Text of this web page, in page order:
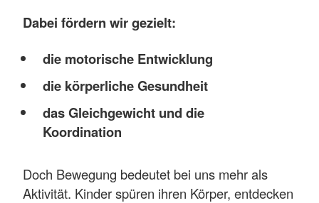
Dabei fördern wir gezielt:
die motorische Entwicklung
die körperliche Gesundheit
das Gleichgewicht und die
Koordination
Doch Bewegung bedeutet bei uns mehr als
Aktivität. Kinder spüren ihren Körper, entdecken